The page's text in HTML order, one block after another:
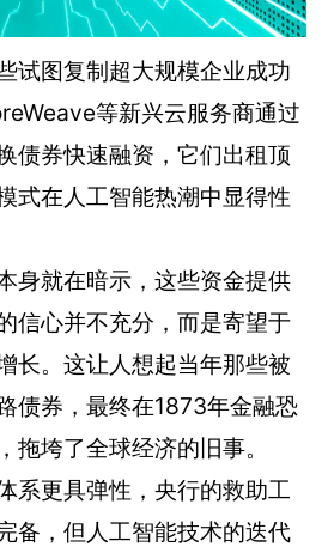
试图复制超大规模企业成功
等新兴云服务商通过
债券快速融资，它们出租顶
式在人工智能热潮中显得性
身就在暗示，这些资金提供
信心并不充分，而是寄望于
长。这让人想起当年那些被
债券，最终在1873年金融恐
拖垮了全球经济的旧事。
系更具弹性，央行的救助工
备，但人工智能技术的迭代